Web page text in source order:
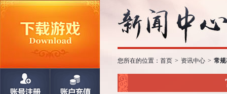
您所在的位置： 首页 > 资讯中心 > 常